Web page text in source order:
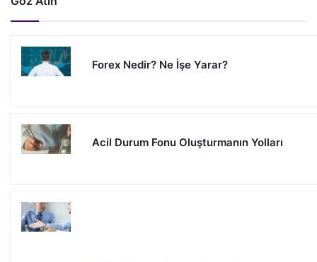
Forex Nedir? Ne İşe Yarar?
Acil Durum Fonu Oluşturmanın Yolları